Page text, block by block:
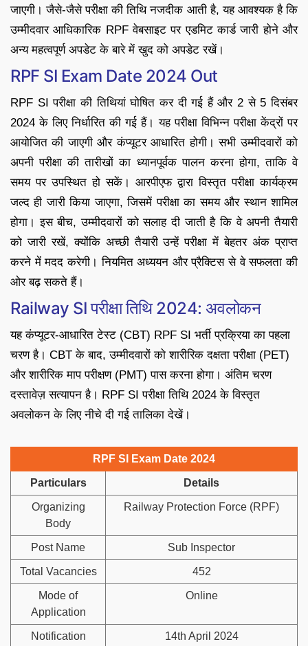
जाएगी। जैसे-जैसे परीक्षा की तिथि नजदीक आती है, यह आवश्यक है कि
उम्मीदवार आधिकारिक RPF वेबसाइट पर एडमिट कार्ड जारी होने और
अन्य महत्वपूर्ण अपडेट के बारे में खुद को अपडेट रखें।
RPF SI Exam Date 2024 Out
RPF SI परीक्षा की तिथियां घोषित कर दी गई हैं और 2 से 5 दिसंबर
2024 के लिए निर्धारित की गई हैं। यह परीक्षा विभिन्न परीक्षा केंद्रों पर
आयोजित की जाएगी और कंप्यूटर आधारित होगी। सभी उम्मीदवारों को
अपनी परीक्षा की तारीखों का ध्यानपूर्वक पालन करना होगा, ताकि वे
समय पर उपस्थित हो सकें। आरपीएफ द्वारा विस्तृत परीक्षा कार्यक्रम
जल्द ही जारी किया जाएगा, जिसमें परीक्षा का समय और स्थान शामिल
होगा। इस बीच, उम्मीदवारों को सलाह दी जाती है कि वे अपनी तैयारी
को जारी रखें, क्योंकि अच्छी तैयारी उन्हें परीक्षा में बेहतर अंक प्राप्त
करने में मदद करेगी। नियमित अध्ययन और प्रैक्टिस से वे सफलता की
ओर बढ़ सकते हैं।
Railway SI परीक्षा तिथि 2024: अवलोकन
यह कंप्यूटर-आधारित टेस्ट (CBT) RPF SI भर्ती प्रक्रिया का पहला
चरण है। CBT के बाद, उम्मीदवारों को शारीरिक दक्षता परीक्षा (PET)
और शारीरिक माप परीक्षण (PMT) पास करना होगा। अंतिम चरण
दस्तावेज़ सत्यापन है। RPF SI परीक्षा तिथि 2024 के विस्तृत
अवलोकन के लिए नीचे दी गई तालिका देखें।
RPF SI Exam Date 2024
Particulars Details
Organizing
Body
Railway Protection Force (RPF)
Post Name Sub Inspector
Total Vacancies 452
Mode of
Application
Online
Notification
14th April 2024